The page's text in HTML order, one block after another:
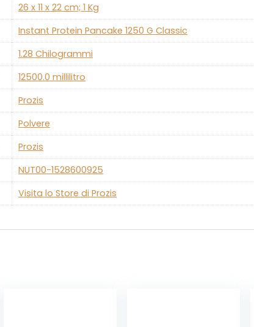
‎26 x 11 x 22 cm; 1 Kg
‎Instant Protein Pancake 1250 G Classic
‎1.28 Chilogrammi
‎12500.0 millilitro
‎Prozis
‎Polvere
‎Prozis
‎NUT00-1528600925
Visita lo Store di Prozis